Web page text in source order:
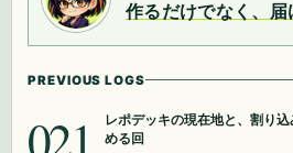
作るだけでなく、届
PREVIOUS LOGS
021
レポデッキの現在地と、割り
める回